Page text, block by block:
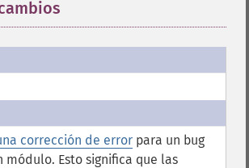
corrección de error para un bug
módulo. Esto significa que las